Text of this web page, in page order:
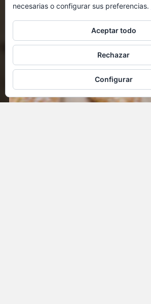
necesarias o configurar sus preferencias.
Aceptar todo
Rechazar
Configurar